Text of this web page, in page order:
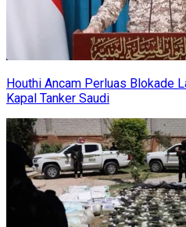
Houthi Ancam Perluas Blokade
Kapal Tanker Saudi